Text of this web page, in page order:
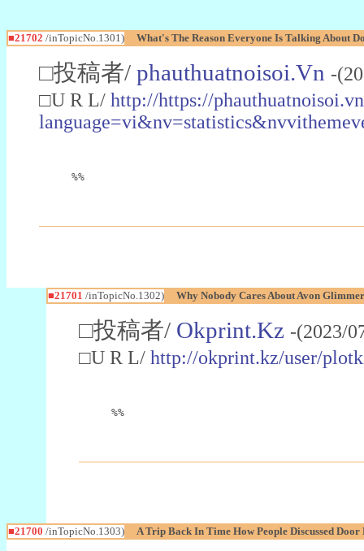
■21702 /inTopicNo.1301) What's The Reason Everyone Is Talking About
□投稿者/ phauthuatnoisoi.Vn -
□U R L/ http://https://
%%
■21701 /inTopicNo.1302) Why Nobody Cares About Avon
□投稿者/ Okprint.Kz -(2023/
□U R L/ http://okprint.kz/user/
%%
■21700 /inTopicNo.1303) A Trip Back In Time How People Discussed